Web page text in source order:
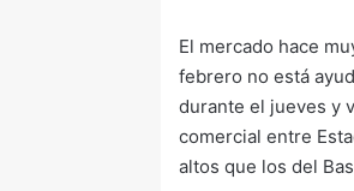
El mercado hace
febrero no está
durante el jueves y
comercial entre
altos que los del